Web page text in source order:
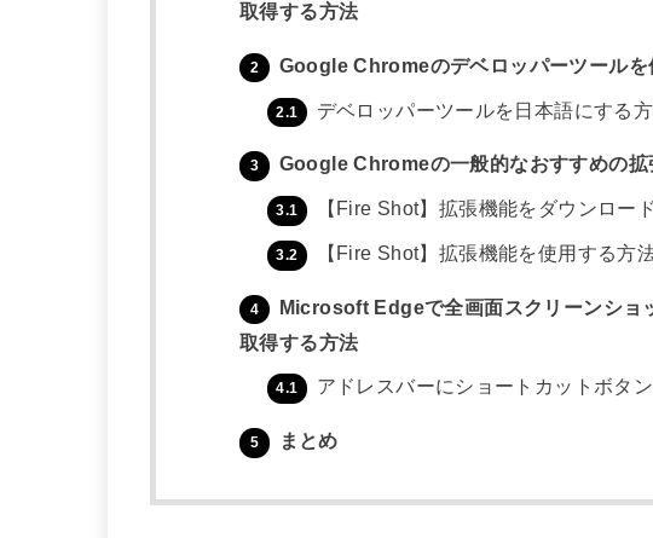
取得する方法
2 Google Chromeのデベロッパーツールを
2.1 デベロッパーツールを日本語にする
3 Google Chromeの一般的なおすすめの拡
3.1 【Fire Shot】拡張機能をダウンロー
3.2 【Fire Shot】拡張機能を使用する方
4
Microsoft Edgeで全画面スクリーンショ
取得する方法
4.1 アドレスバーにショートカットボタ
5 まとめ